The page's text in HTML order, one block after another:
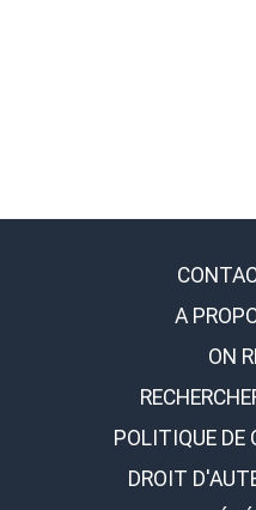
A
ON
POLITIQUE DE
DROIT